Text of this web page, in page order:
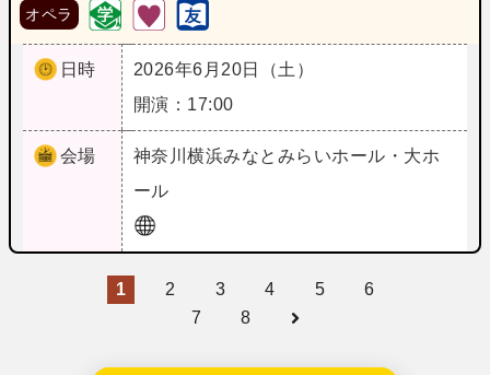
オペラ
日時
2026年6月20日（土）
開演：17:00
会場 神奈川横浜みなとみらいホール・大ホ
ール
1 2 3 4 5
6
7
8